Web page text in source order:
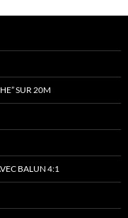
SUR 20M
BALUN 4:1